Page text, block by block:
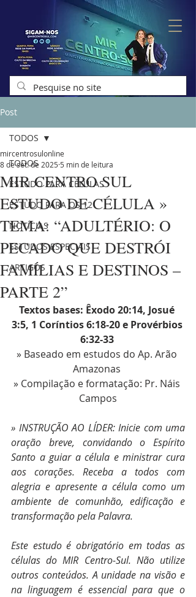
Post
TODOS
ESTUDO PARA CÉLULAS
ESTUDO PARA OS 12
NOTÍCIAS
ESTUDOS ESPECIAIS
ARTIGOS
TODOS
MIR CENTRO SUL
ESTUDO DE CÉLULA »
TEMA: “ADULTÉRIO: O
PECADO QUE DESTRÓI
FAMÍLIAS E DESTINOS –
PARTE 2”
mircentrosulonline
8 de set. de 2025 5 min de leitura
Textos bases: Êxodo 20:14, Josué
3:5, 1 Coríntios 6:18-20 e Provérbios
6:32-33
» Baseado em estudos do Ap. Arão
Amazonas
» Compilação e formatação: Pr. Náis
Campos
» INSTRUÇÃO AO LÍDER: Inicie com uma
oração breve, convidando o Espírito
Santo a guiar a célula e ministrar cura
aos corações. Receba a todos com
alegria e apresente a célula como um
ambiente de comunhão, edificação e
transformação pela Palavra.
Este estudo é obrigatório em todas as
células do MIR Centro-Sul. Não utilize
outros conteúdos. A unidade na visão e
na linguagem é essencial para que o